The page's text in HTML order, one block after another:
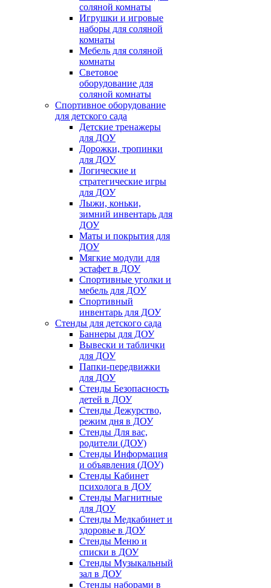
соляной комнаты
Игрушки и игровые
наборы для соляной
комнаты
Мебель для соляной
комнаты
Световое
оборудование для
соляной комнаты
Спортивное оборудование
для детского сада
Детские тренажеры
для ДОУ
Дорожки, тропинки
для ДОУ
Логические и
стратегические игры
для ДОУ
Лыжи, коньки,
зимний инвентарь для
ДОУ
Маты и покрытия для
ДОУ
Мягкие модули для
эстафет в ДОУ
Спортивные уголки и
мебель для ДОУ
Спортивный
инвентарь для ДОУ
Стенды для детского сада
Баннеры для ДОУ
Вывески и таблички
для ДОУ
Папки-передвижки
для ДОУ
Стенды Безопасность
детей в ДОУ
Стенды Дежурство,
режим дня в ДОУ
Стенды Для вас,
родители (ДОУ)
Стенды Информация
и объявления (ДОУ)
Стенды Кабинет
психолога в ДОУ
Стенды Магнитные
для ДОУ
Стенды Медкабинет и
здоровье в ДОУ
Стенды Меню и
списки в ДОУ
Стенды Музыкальный
зал в ДОУ
Стенды наборами в